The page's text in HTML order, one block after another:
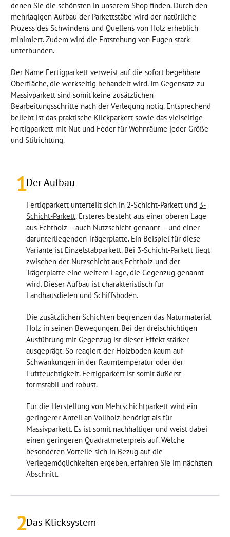
denen Sie die schönsten in unserem Shop finden. Durch den
mehrlagigen Aufbau der Parkettstäbe wird der natürliche
Prozess des Schwindens und Quellens von Holz erheblich
minimiert. Zudem wird die Entstehung von Fugen stark
unterbunden.
Der Name Fertigparkett verweist auf die sofort begehbare
Oberfläche, die werkseitig behandelt wird. Im Gegensatz zu
Massivparkett sind somit keine zusätzlichen
Bearbeitungsschritte nach der Verlegung nötig. Entsprechend
beliebt ist das praktische Klickparkett sowie das vielseitige
Fertigparkett mit Nut und Feder für Wohnräume jeder Größe
und Stilrichtung.
1Der Aufbau
Fertigparkett unterteilt sich in 2-Schicht-Parkett und 3-
Schicht-Parkett. Ersteres besteht aus einer oberen Lage
aus Echtholz – auch Nutzschicht genannt – und einer
darunterliegenden Trägerplatte. Ein Beispiel für diese
Variante ist Einzelstabparkett. Bei 3-Schicht-Parkett liegt
zwischen der Nutzschicht aus Echtholz und der
Trägerplatte eine weitere Lage, die Gegenzug genannt
wird. Dieser Aufbau ist charakteristisch für
Landhausdielen und Schiffsboden.
Die zusätzlichen Schichten begrenzen das Naturmaterial
Holz in seinen Bewegungen. Bei der dreischichtigen
Ausführung mit Gegenzug ist dieser Effekt stärker
ausgeprägt. So reagiert der Holzboden kaum auf
Schwankungen in der Raumtemperatur oder der
Luftfeuchtigkeit. Fertigparkett ist somit äußerst
formstabil und robust.
Für die Herstellung von Mehrschichtparkett wird ein
geringerer Anteil an Vollholz benötigt als für
Massivparkett. Es ist somit nachhaltiger und weist dabei
einen geringeren Quadratmeterpreis auf. Welche
besonderen Vorteile sich in Bezug auf die
Verlegemöglichkeiten ergeben, erfahren Sie im nächsten
Abschnitt.
2Das Klicksystem